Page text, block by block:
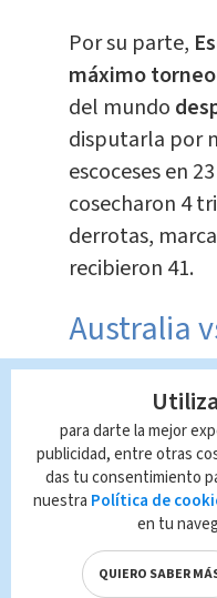
Por su parte,
máximo torneo
del mundo
disputarla por
escoceses en
cosecharon 4
derrotas,
recibieron 41.
Australia
Australia
ocasión en
siendo en las
donde logró
En 20
para darte la mejor
publicidad, entre otras
das tu consentimiento
nuestra Política de
en tu
QUIERO SABER